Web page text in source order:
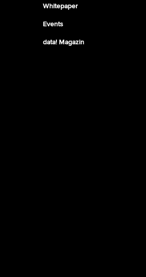
Whitepaper
Events
data! Magazin